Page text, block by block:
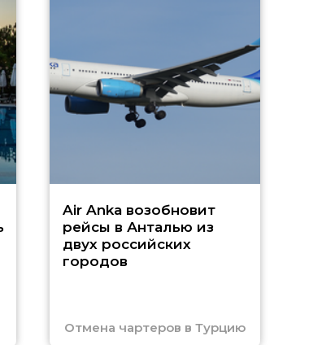
Air Anka возобновит
рейсы в Анталью из
двух российских
городов
Отмена чартеров в Турцию